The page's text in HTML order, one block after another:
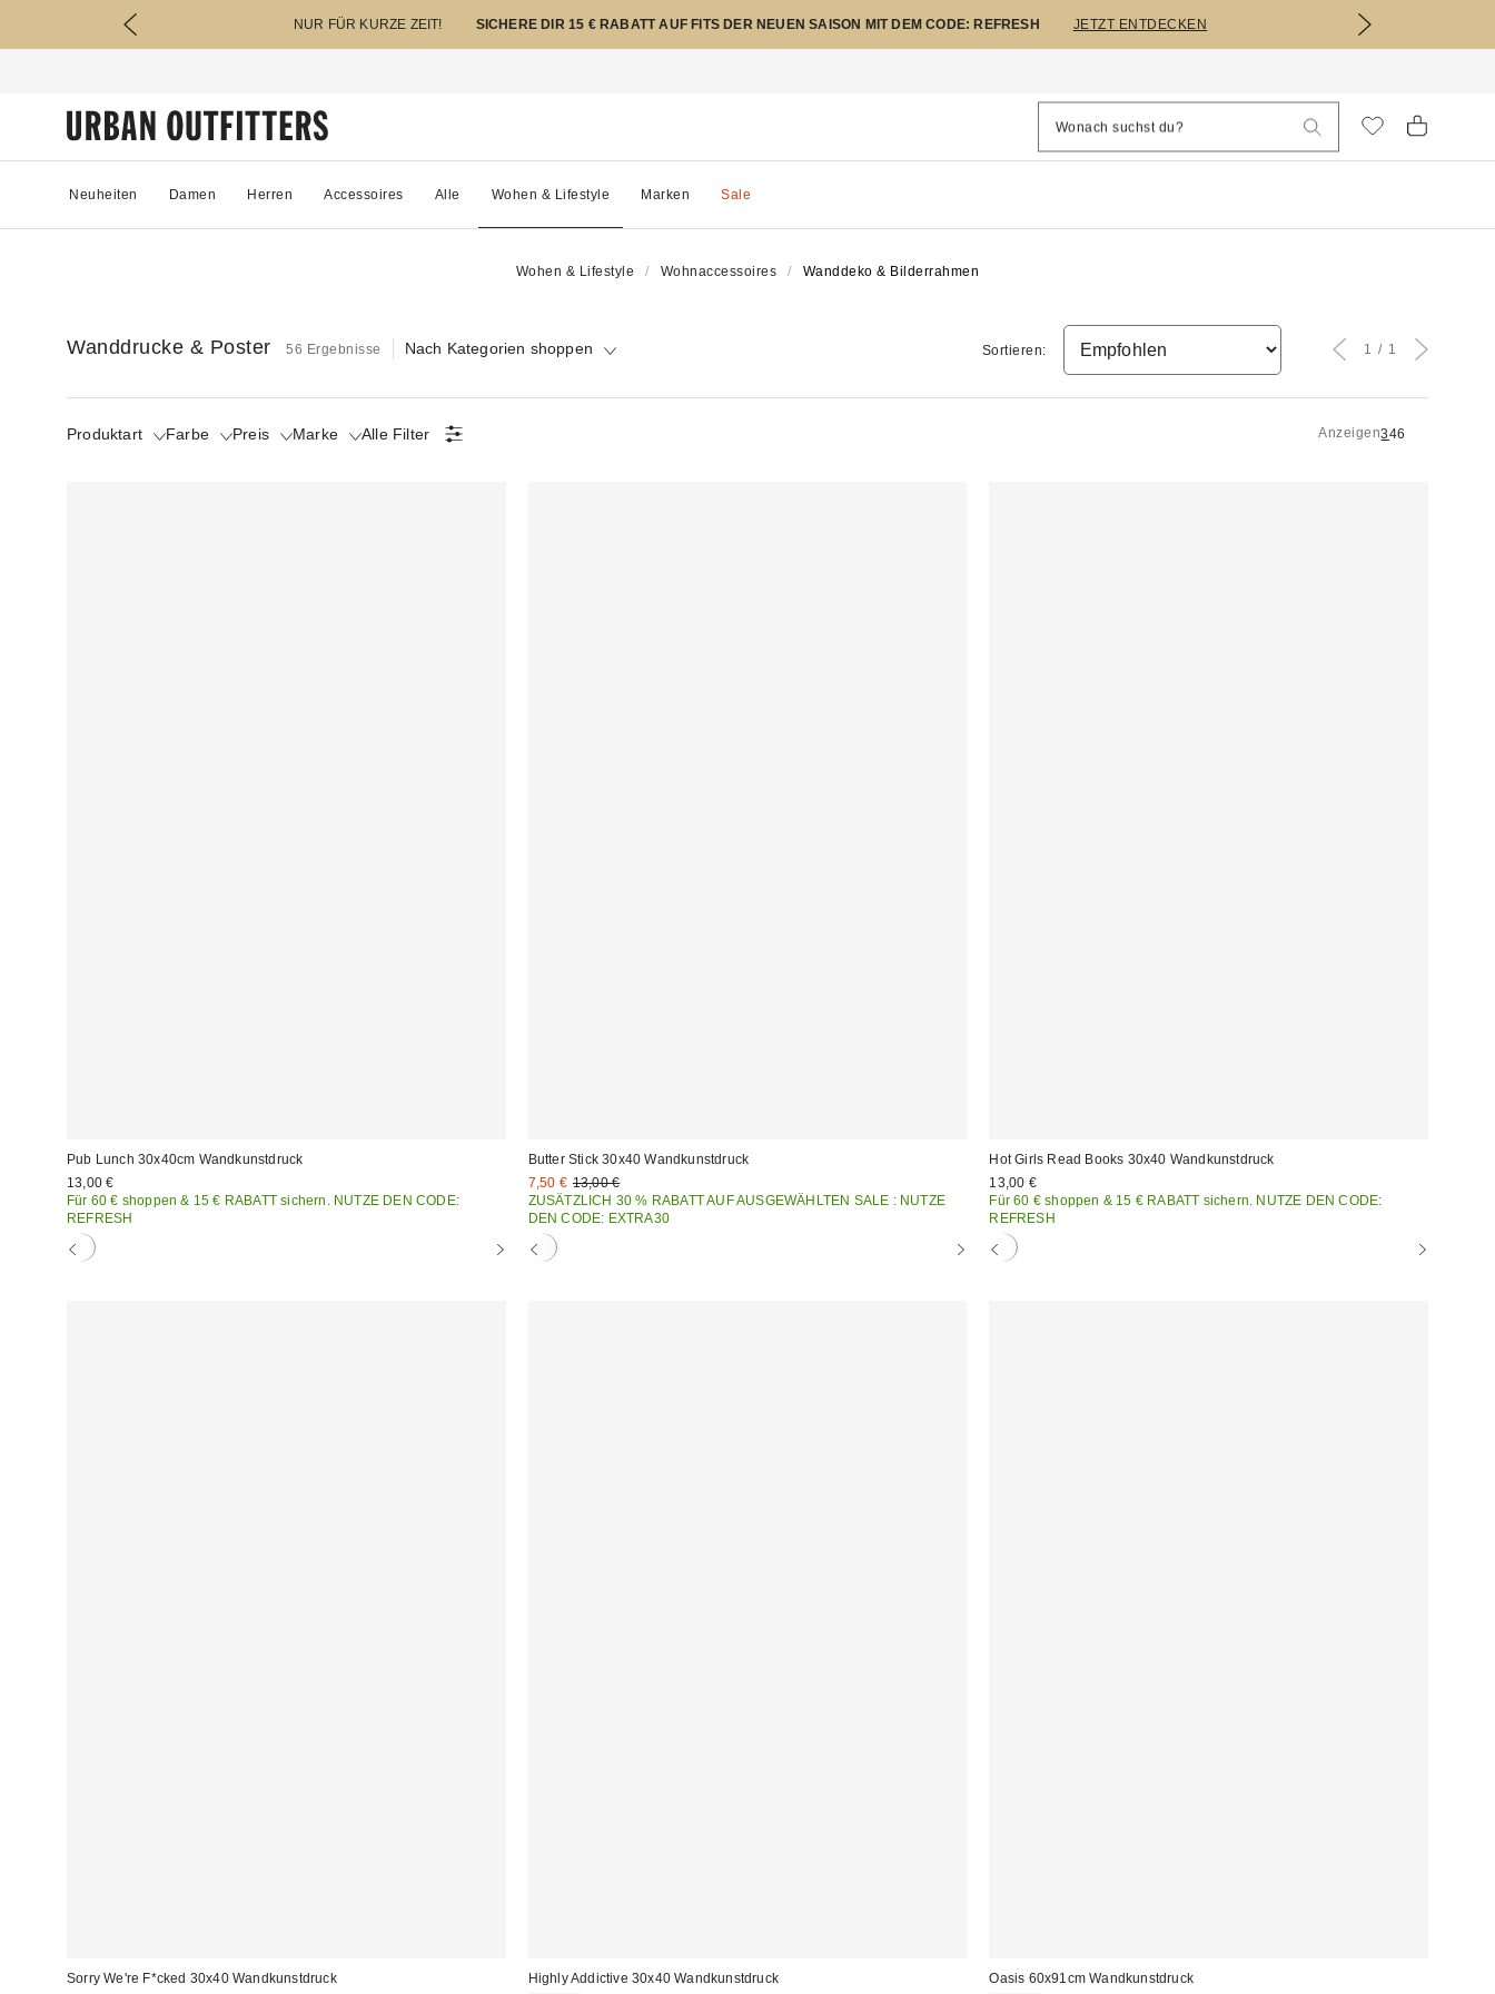
NUR FÜR KURZE ZEIT! SICHERE DIR 15 € RABATT AUF FITS DER NEUEN SAISON MIT DEM CODE: REFRESH JETZT ENTDECKEN
Neuheiten Damen Herren Accessoires Alle Wohen & Lifestyle Marken Sale
Wohen & Lifestyle Wohnaccessoires Wanddeko & Bilderrahmen
Wanddrucke & Poster 56 Ergebnisse Nach Kategorien shoppen
Produktart Farbe Preis Marke Alle Filter Anzeigen346
Sortieren: 1 1
Pub Lunch 30x40cm Wandkunstdruck
13,00 €
Für 60 € shoppen & 15 € RABATT sichern. NUTZE DEN CODE:
REFRESH
Butter Stick 30x40 Wandkunstdruck
Sale
Preis:
7,50 € Original
Preis:
13,00 €
ZUSÄTZLICH 30 % RABATT AUF AUSGEWÄHLTEN SALE : NUTZE
DEN CODE: EXTRA30
Hot Girls Read Books 30x40 Wandkunstdruck
13,00 €
Für 60 € shoppen & 15 € RABATT sichern. NUTZE DEN CODE:
REFRESH
Sorry We're F*cked 30x40 Wandkunstdruck
Highly Addictive 30x40 Wandkunstdruck
Oasis 60x91cm Wandkunstdruck